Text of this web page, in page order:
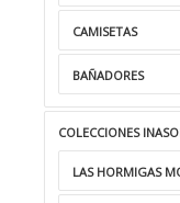
CAMISETAS
BAÑADORES
COLECCIONES
LAS HORMIGAS